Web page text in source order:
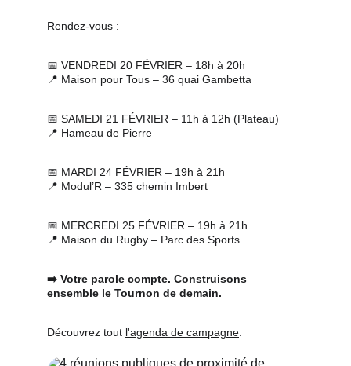
Rendez-vous :
📅 VENDREDI 20 FÉVRIER – 18h à 20h
📍 Maison pour Tous – 36 quai Gambetta
📅 SAMEDI 21 FÉVRIER – 11h à 12h (Plateau)
📍 Hameau de Pierre
📅 MARDI 24 FÉVRIER – 19h à 21h
📍 Modul’R – 335 chemin Imbert
📅 MERCREDI 25 FÉVRIER – 19h à 21h
📍 Maison du Rugby – Parc des Sports
➡️ Votre parole compte. Construisons
ensemble le Tournon de demain.
Découvrez tout l'agenda de campagne